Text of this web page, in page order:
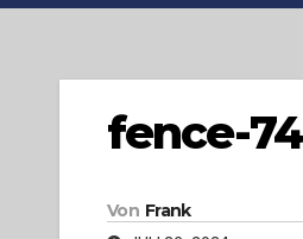
fence-
Von Frank